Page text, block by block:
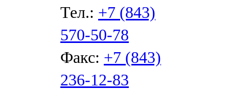
Тел.: +7 (843)
570-50-78
Факс: +7 (843)
236-12-83